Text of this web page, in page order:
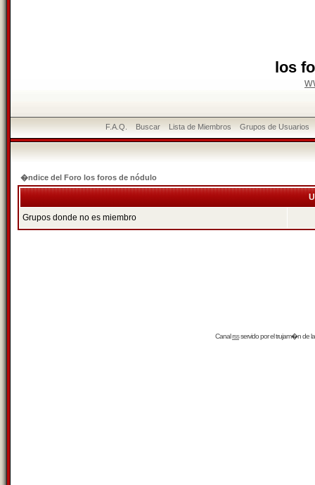
los
F.A.Q. Buscar Lista de Miembros Grupos de Usuarios
�ndice del Foro los foros de nódulo
Grupos donde no es miembro
Canalrssservido por eltrujam�nde